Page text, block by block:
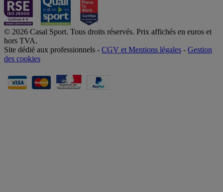
© 2026 Casal Sport. Tous droits réservés. Prix affichés en euros et
hors TVA.
Site dédié aux professionnels - CGV et Mentions légales - Gestion
des cookies